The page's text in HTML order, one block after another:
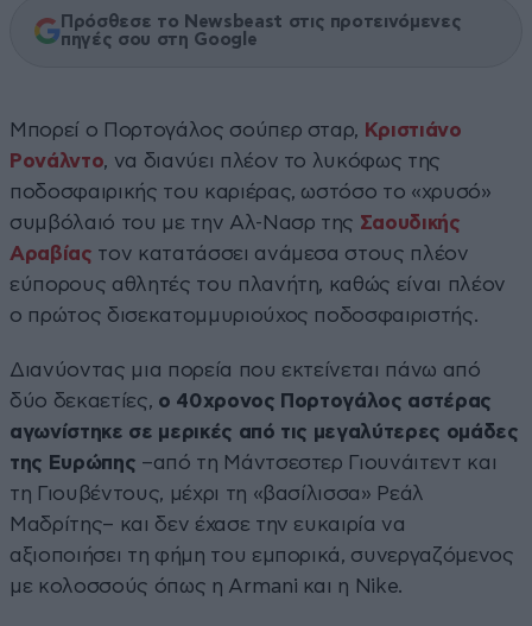
Πρόσθεσε το Newsbeast στις προτεινόμενες
πηγές σου στη Google
Μπορεί ο Πορτογάλος σούπερ σταρ, Κριστιάνο
Ρονάλντο, να διανύει πλέον το λυκόφως της
ποδοσφαιρικής του καριέρας, ωστόσο το «χρυσό»
συμβόλαιό του με την Αλ-Νασρ της Σαουδικής
Αραβίας τον κατατάσσει ανάμεσα στους πλέον
εύπορους αθλητές του πλανήτη, καθώς είναι πλέον
ο πρώτος δισεκατομμυριούχος ποδοσφαιριστής.
Διανύοντας μια πορεία που εκτείνεται πάνω από
δύο δεκαετίες, ο 40χρονος Πορτογάλος αστέρας
αγωνίστηκε σε μερικές από τις μεγαλύτερες ομάδες
της Ευρώπης –από τη Μάντσεστερ Γιουνάιτεντ και
τη Γιουβέντους, μέχρι τη «βασίλισσα» Ρεάλ
Μαδρίτης– και δεν έχασε την ευκαιρία να
αξιοποιήσει τη φήμη του εμπορικά, συνεργαζόμενος
με κολοσσούς όπως η Armani και η Nike.